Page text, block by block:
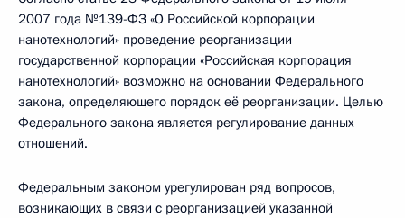
2007 года №139-ФЗ «О Российской корпорации
нанотехнологий» проведение реорганизации
государственной корпорации «Российская корпорация
нанотехнологий» возможно на основании Федерального
закона, определяющего порядок её реорганизации. Целью
Федерального закона является регулирование данных
отношений.
Федеральным законом урегулирован ряд вопросов,
возникающих в связи с реорганизацией указанной